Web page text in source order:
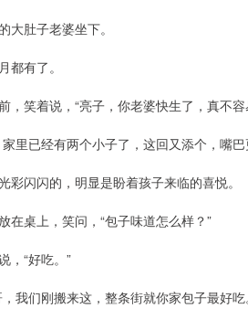
大肚子老婆坐下。
都有了。
，笑着说，“亮子，你老婆快生了，真不
里已经有两个小子了，这回又添个，嘴
彩闪闪的，明显是盼着孩子来临的喜悦。
在桌上，笑问，“包子味道怎么样？”
，“好吃。”
我们刚搬来这，整条街就你家包子最好